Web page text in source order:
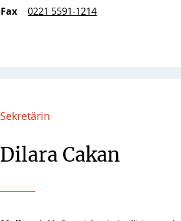
Fax
0221 5591-1214
Sekretärin
Dilara Cakan